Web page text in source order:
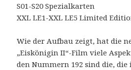
S01-S20 Spezialkarten
XXL LE1-XXL LE5 Limited
Wie der Aufbau zeigt, hat die
„Eiskönigin II“-Film viele
den Nummern 192 sind die,